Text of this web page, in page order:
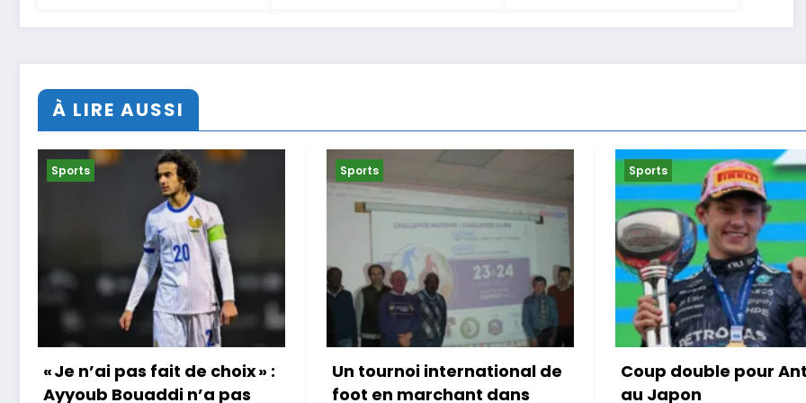
À LIRE AUSSI
Sports
Un tournoi international de
foot en marchant dans
Sports
Coup double pour Antonelli
au Japon
Sports
Le Maroc accroché
première de Mo